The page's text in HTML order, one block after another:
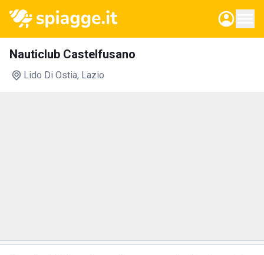
Nauticlub Castelfusano
Lido Di Ostia, Lazio